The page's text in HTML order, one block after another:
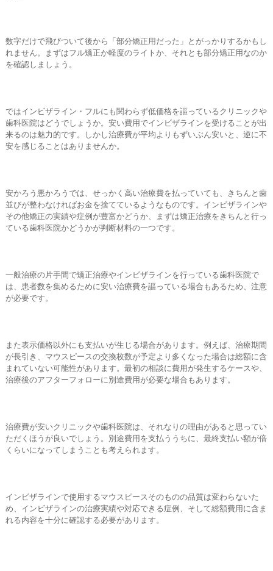
数字だけで飛びついて後から「部分矯正用だった」とがっかりするかもし
れません。まずはフル矯正か軽度のライトか、それとも部分矯正用なのか
を確認しましょう。
ではインビザライン・フルにも関わらず低価格を謳っているクリニックや
歯科医院はどうでしょうか。安い費用でインビザラインを受けることが出
来るのは魅力的です。しかし治療費が平均よりもずいぶん安いと、逆に不
安を感じることはありませんか。
安かろう悪かろうでは、せっかく高い治療費を払っていても、きちんと歯
並びが整わなければお金を捨てているようなものです。インビザラインや
その他矯正の実績や症例が豊富かどうか、まずは矯正治療をきちんと行っ
ている歯科医院かどうかが判断材料の一つです。
一般治療の片手間で矯正治療やインビザラインを行っている歯科医院で
は、患者数を集めるために安い治療費を謳っている場合もあるため、注意
が必要です。
また表示価格以外にも支払いが生じる場合があります。例えば、治療期間
が長引き、マウスピースの交換枚数が予定より多くなった場合は総額に含
まれていない可能性があります。最初の相談に費用が発生するケースや、
治療後のアフターフォローに別途費用が必要な場合もあります。
治療費が安いクリニックや歯科医院は、それなりの理由があると思ってい
ただくほうが良いでしょう。別途費用を支払ううちに、最終支払い額が倍
くらいになってしまうことも考えられます。
インビザラインで使用するマウスピースそのものの品質は変わらないた
め、インビザラインの治療実績や対応できる症例、そして総額費用に含ま
れる内容を十分に確認する必要があります。